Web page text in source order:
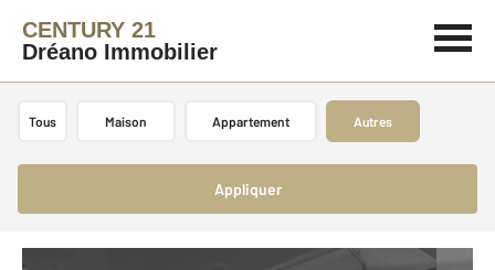
CENTURY 21
Dréano Immobilier
Tous Maison Appartement Autres
Appliquer